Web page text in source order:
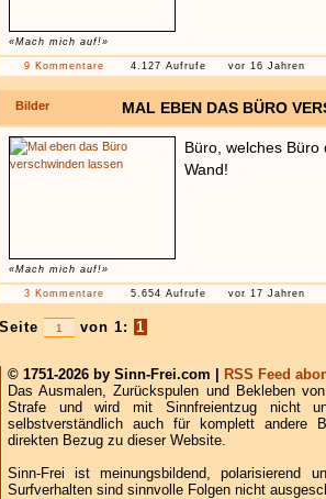
«Mach mich auf!»
9 Kommentare 4.127 Aufrufe vor 16 Jahren
Bilder MAL EBEN DAS BÜRO
«Mach mich auf!»
Büro, welches
Wand!
3 Kommentare 5.654 Aufrufe vor 17 Jahren
Seite von 1: 1
© 1751-2026 by Sinn-Frei.com |
RSS Feed
Das Ausmalen, Zurückspulen und Bekleben
Strafe und wird mit Sinnfreientzug nicht
selbstverständlich auch für komplett andere
direkten Bezug zu dieser Website.
Sinn-Frei ist meinungsbildend, polarisierend
Surfverhalten sind sinnvolle Folgen nicht